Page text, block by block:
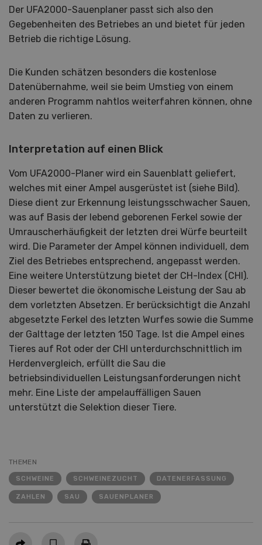
Der UFA2000-Sauenplaner passt sich also den
Gegebenheiten des Betriebes an und bietet für jeden
Betrieb die richtige Lösung.
Die Kunden schätzen besonders die kostenlose
Datenübernahme, weil sie beim Umstieg von einem
anderen Programm nahtlos weiterfahren können, ohne
Daten zu verlieren.
Interpretation auf einen Blick
Vom UFA2000-Planer wird ein Sauenblatt geliefert,
welches mit einer Ampel ausgerüstet ist (siehe Bild).
Diese dient zur Erkennung leistungsschwacher Sauen,
was auf Basis der lebend geborenen Ferkel sowie der
Umrauscherhäufigkeit der letzten drei Würfe beurteilt
wird. Die Parameter der Ampel können individuell, dem
Ziel des Betriebes entsprechend, angepasst werden.
Eine weitere Unterstützung bietet der CH-Index (CHI).
Dieser bewertet die ökonomische Leistung der Sau ab
dem vorletzten Absetzen. Er berücksichtigt die Anzahl
abgesetzte Ferkel des letzten Wurfes sowie die Summe
der Galttage der letzten 150 Tage. Ist die Ampel eines
Tieres auf Rot oder der CHI unterdurchschnittlich im
Herdenvergleich, erfüllt die Sau die
betriebsindividuellen Leistungsanforderungen nicht
mehr. Eine Liste der ampelauffälligen Sauen
unterstützt die Selektion dieser Tiere.
THEMEN
SCHWEINE SCHWEINEZUCHT DATENERFASSUNG
ZAHLEN SAU SAUENPLANER
Teilen